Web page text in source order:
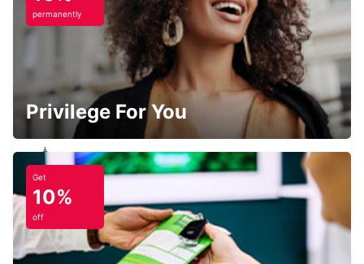
PALAU (SARDINIA)
PALAU - ITALY
BONIFACIO
BONIFACIO - FRANCE
permanently
Privilege For You
Get
10%
off